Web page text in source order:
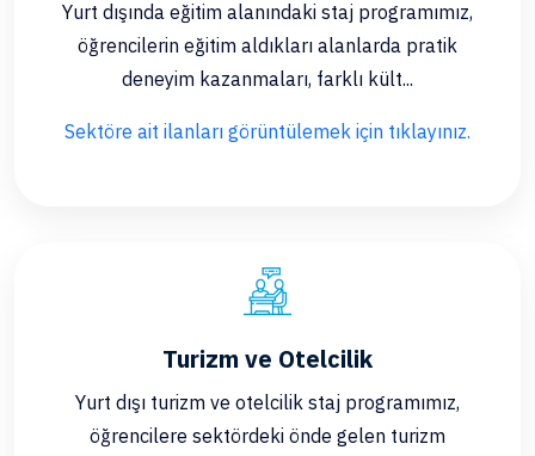
Yurt dışında eğitim alanındaki staj programımız,
öğrencilerin eğitim aldıkları alanlarda pratik
deneyim kazanmaları, farklı kült...
Sektöre ait ilanları görüntülemek için tıklayınız.
Turizm ve Otelcilik
Yurt dışı turizm ve otelcilik staj programımız,
öğrencilere sektördeki önde gelen turizm